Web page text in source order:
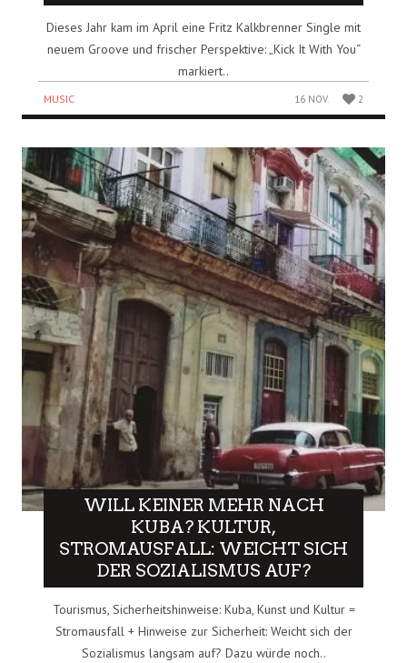
Dieses Jahr kam im April eine Fritz Kalkbrenner Single mit
neuem Groove und frischer Perspektive: „Kick It With You“
markiert..
MUSIC 16 NOV. 2
WILL KEINER MEHR NACH
KUBA? KULTUR,
STROMAUSFALL: WEICHT SICH
DER SOZIALISMUS AUF?
Tourismus, Sicherheitshinweise: Kuba, Kunst und Kultur =
Stromausfall + Hinweise zur Sicherheit: Weicht sich der
Sozialismus langsam auf? Dazu würde noch..